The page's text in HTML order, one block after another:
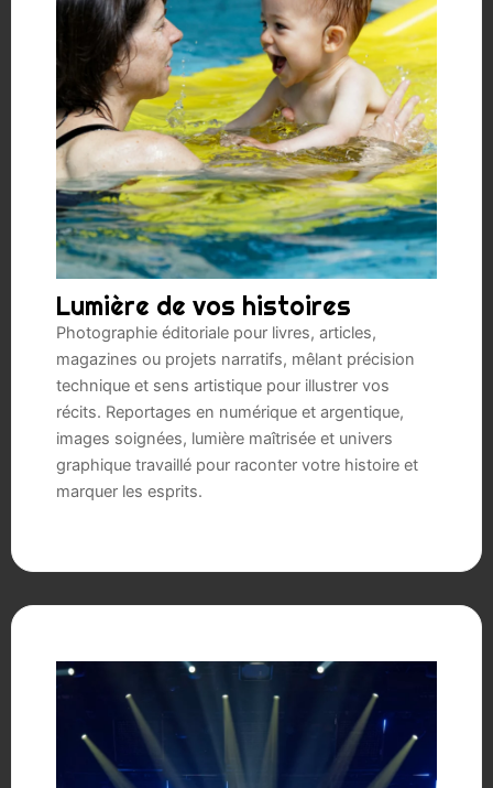
Lumière de vos histoires
Photographie éditoriale pour livres, articles,
magazines ou projets narratifs, mêlant précision
technique et sens artistique pour illustrer vos
récits. Reportages en numérique et argentique,
images soignées, lumière maîtrisée et univers
graphique travaillé pour raconter votre histoire et
marquer les esprits.